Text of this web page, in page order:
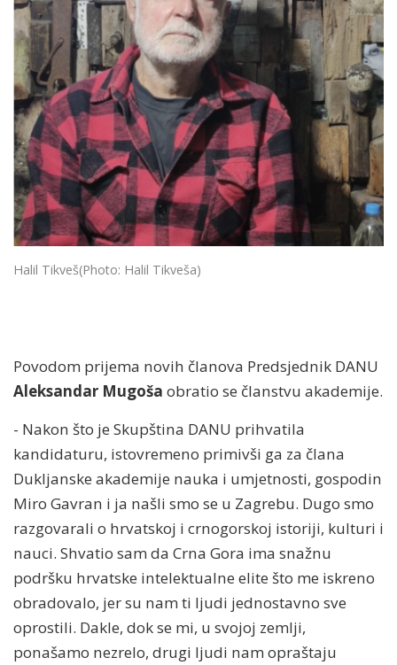
Halil Tikveš(Photo: Halil Tikveša)
Povodom prijema novih članova Predsjednik DANU
Aleksandar Mugoša obratio se članstvu akademije.
- Nakon što je Skupština DANU prihvatila
kandidaturu, istovremeno primivši ga za člana
Dukljanske akademije nauka i umjetnosti, gospodin
Miro Gavran i ja našli smo se u Zagrebu. Dugo smo
razgovarali o hrvatskoj i crnogorskoj istoriji, kulturi i
nauci. Shvatio sam da Crna Gora ima snažnu
podršku hrvatske intelektualne elite što me iskreno
obradovalo, jer su nam ti ljudi jednostavno sve
oprostili. Dakle, dok se mi, u svojoj zemlji,
ponašamo nezrelo, drugi ljudi nam opraštaju